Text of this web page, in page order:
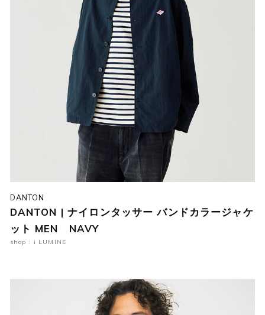
DANTON
DANTON | ナイロンタッサー バンドカラージャケ
ット MEN NAVY
shop : i LUMINE